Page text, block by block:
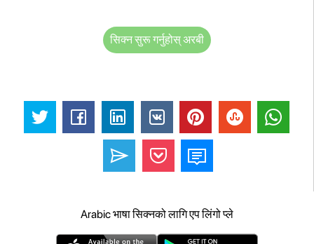
सिक्न सुरू गर्नुहोस् अरबी
Arabic भाषा सिक्नको लागि एप लिंगो प्ले